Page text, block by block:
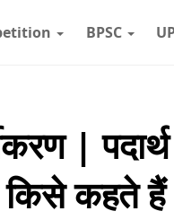
BPSC
|
किसे कहते हैं